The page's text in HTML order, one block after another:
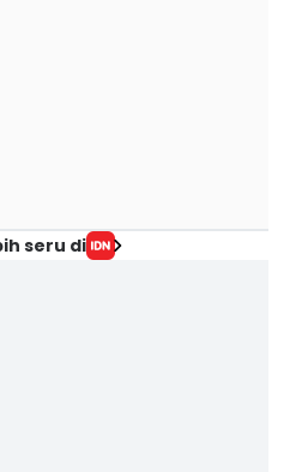
seru di